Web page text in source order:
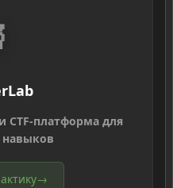
CTF-платформа для
навыков
→